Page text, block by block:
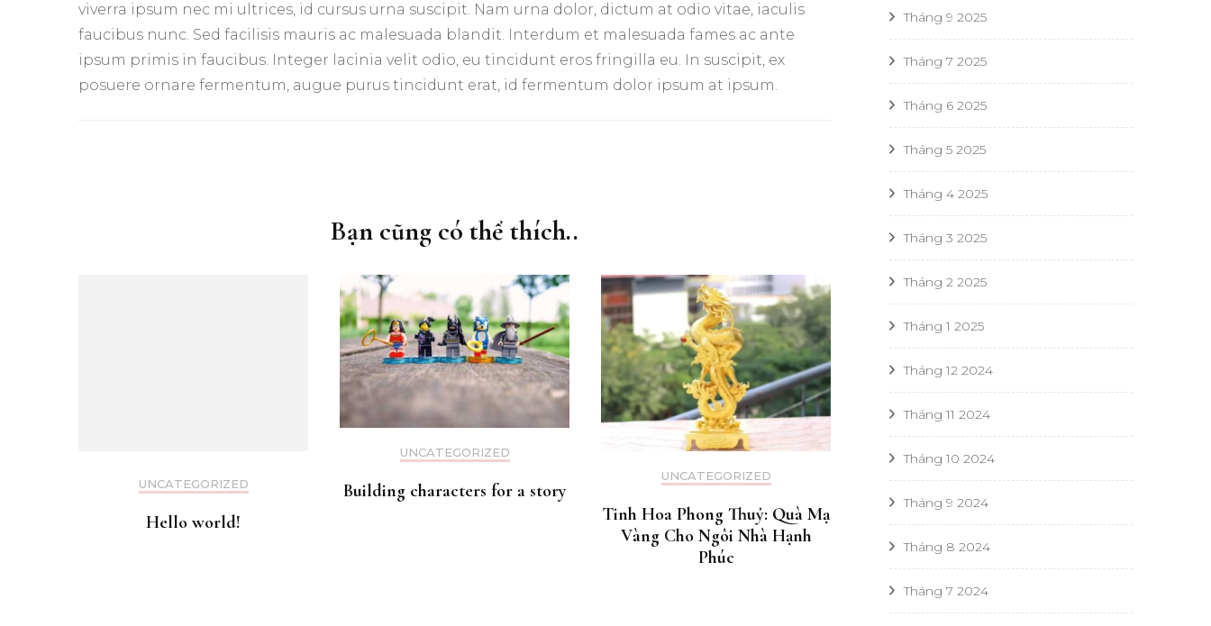
viverra ipsum nec mi ultrices, id cursus urna suscipit. Nam urna dolor, dictum at odio vitae, iaculis
faucibus nunc. Sed facilisis mauris ac malesuada blandit. Interdum et malesuada fames ac ante
ipsum primis in faucibus. Integer lacinia velit odio, eu tincidunt eros fringilla eu. In suscipit, ex
posuere ornare fermentum, augue purus tincidunt erat, id fermentum dolor ipsum at ipsum.
Bạn cũng có thể thích..
UNCATEGORIZED
Hello world!
UNCATEGORIZED
Building characters for a story
UNCATEGORIZED
Tinh Hoa Phong Thuỷ: Quà Mạ
Vàng Cho Ngôi Nhà Hạnh
Phúc
Tháng 9 2025
Tháng 7 2025
Tháng 6 2025
Tháng 5 2025
Tháng 4 2025
Tháng 3 2025
Tháng 2 2025
Tháng 1 2025
Tháng 12 2024
Tháng 11 2024
Tháng 10 2024
Tháng 9 2024
Tháng 8 2024
Tháng 7 2024